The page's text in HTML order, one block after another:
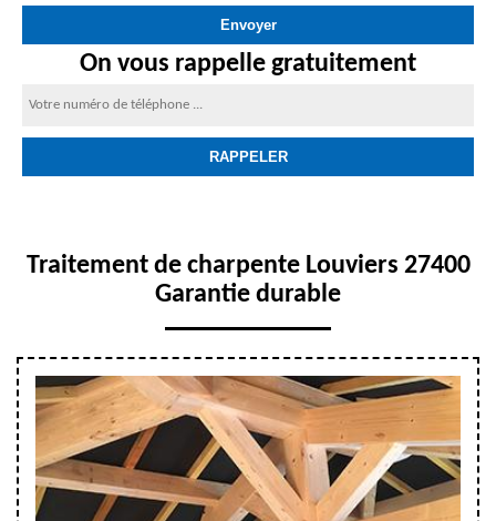
On vous rappelle gratuitement
Traitement de charpente Louviers 27400
Garantie durable